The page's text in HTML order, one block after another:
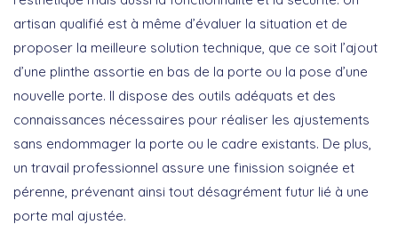
artisan qualifié est à même d’évaluer la situation et de
proposer la meilleure solution technique, que ce soit l’ajout
d’une plinthe assortie en bas de la porte ou la pose d’une
nouvelle porte. Il dispose des outils adéquats et des
connaissances nécessaires pour réaliser les ajustements
sans endommager la porte ou le cadre existants. De plus,
un travail professionnel assure une finission soignée et
pérenne, prévenant ainsi tout désagrément futur lié à une
porte mal ajustée.